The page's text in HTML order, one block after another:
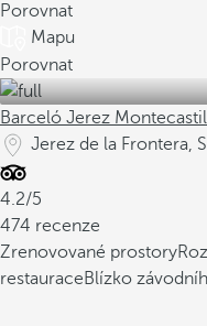
Porovnat
Mapu
Porovnat
Barceló Jerez
Jerez de la Frontera,
4.2/5
474 recenze
Zrenovované prostory
restauraceBlízko